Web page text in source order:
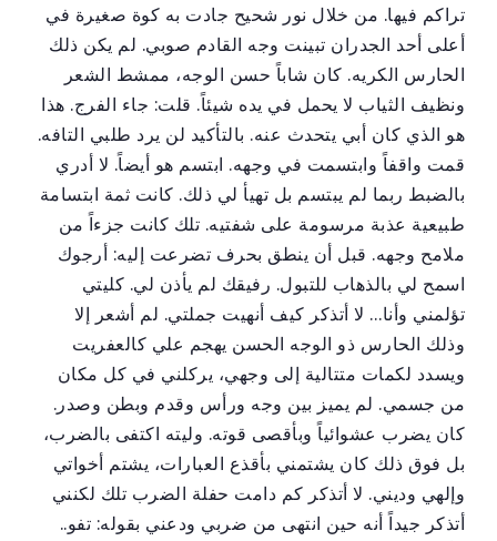
تراكم فيها. من خلال نور شحيح جادت به كوة صغيرة في
أعلى أحد الجدران تبينت وجه القادم صوبي. لم يكن ذلك
الحارس الكريه. كان شاباً حسن الوجه، ممشط الشعر
ونظيف الثياب لا يحمل في يده شيئاً. قلت: جاء الفرج. هذا
هو الذي كان أبي يتحدث عنه. بالتأكيد لن يرد طلبي التافه.
قمت واقفاً وابتسمت في وجهه. ابتسم هو أيضاً. لا أدري
بالضبط ربما لم يبتسم بل تهيأ لي ذلك. كانت ثمة ابتسامة
طبيعية عذبة مرسومة على شفتيه. تلك كانت جزءاً من
ملامح وجهه. قبل أن ينطق بحرف تضرعت إليه: أرجوك
اسمح لي بالذهاب للتبول. رفيقك لم يأذن لي. كليتي
تؤلمني وأنا… لا أتذكر كيف أنهيت جملتي. لم أشعر إلا
وذلك الحارس ذو الوجه الحسن يهجم علي كالعفريت
ويسدد لكمات متتالية إلى وجهي، يركلني في كل مكان
من جسمي. لم يميز بين وجه ورأس وقدم وبطن وصدر.
كان يضرب عشوائياً وبأقصى قوته. وليته اكتفى بالضرب،
بل فوق ذلك كان يشتمني بأقذع العبارات، يشتم أخواتي
وإلهي وديني. لا أتذكر كم دامت حفلة الضرب تلك لكنني
أتذكر جيداً أنه حين انتهى من ضربي ودعني بقوله: تفو..